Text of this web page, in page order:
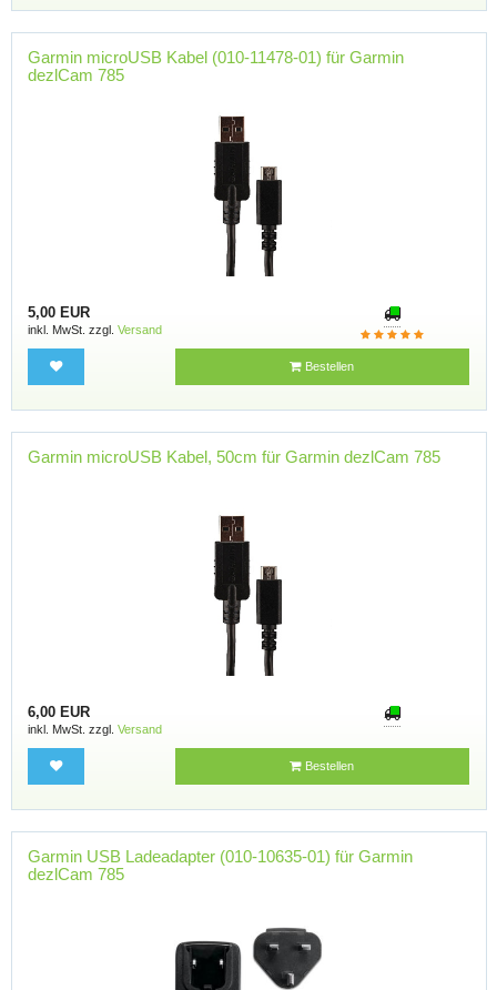
Garmin microUSB Kabel (010-11478-01) für Garmin
dezlCam 785
5,00 EUR
inkl. MwSt. zzgl. Versand
Bestellen
Garmin microUSB Kabel, 50cm für Garmin dezlCam 785
6,00 EUR
inkl. MwSt. zzgl. Versand
Bestellen
Garmin USB Ladeadapter (010-10635-01) für Garmin
dezlCam 785